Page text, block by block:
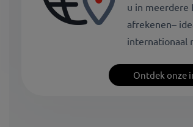
u in meerdere
afrekenen–
internationaal
Ontdek onze